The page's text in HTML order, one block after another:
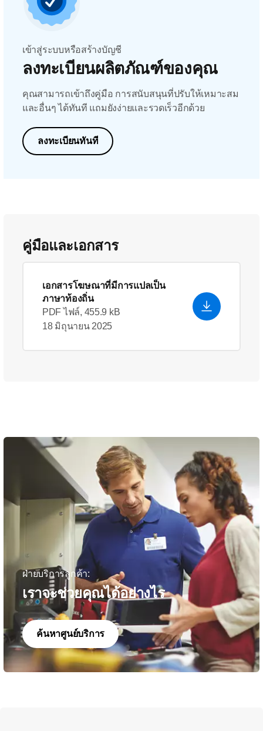
เข้าสู่ระบบหรือสร้างบัญชี
ลงทะเบียนผลิตภัณฑ์ของคุณ
คุณสามารถเข้าถึงคู่มือ การสนับสนุนที่ปรับให้เหมาะสม
และอื่นๆ ได้ทันที แถมยังง่ายและรวดเร็วอีกด้วย
ลงทะเบียนทันที
คู่มือและเอกสาร
เอกสารโฆษณาที่มีการแปลเป็น
ภาษาท้องถิ่น
PDF ไฟล์, 455.9 kB
18 มิถุนายน 2025
ฝ่ายบริการลูกค้า:
เราจะช่วยคุณได้อย่างไร
ค้นหาศูนย์บริการ